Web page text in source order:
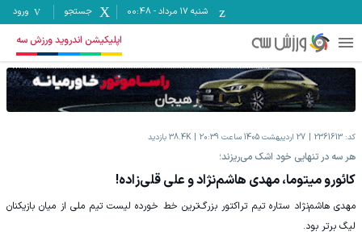
شنبه ۱۷ مرداد -
00:48 جستجو ورود
اپلیکیشن اندروید ورزش سه
کد: 2361613 27 اردیبهشت 1405 ساعت 20:39 38.4K بازدید
هر سه در تنهایی خود اشک می‌ریزند؛
کائورو میتوما، مهدی هاشم‌نژاد و علی قلی‌‌زاده!
مهدی هاشم‌نژاد ستاره تیم تراکتور بزرگ‌ترین خط خورده لیست تیم ملی از میان بازیکنان
لیگ برتر بود.